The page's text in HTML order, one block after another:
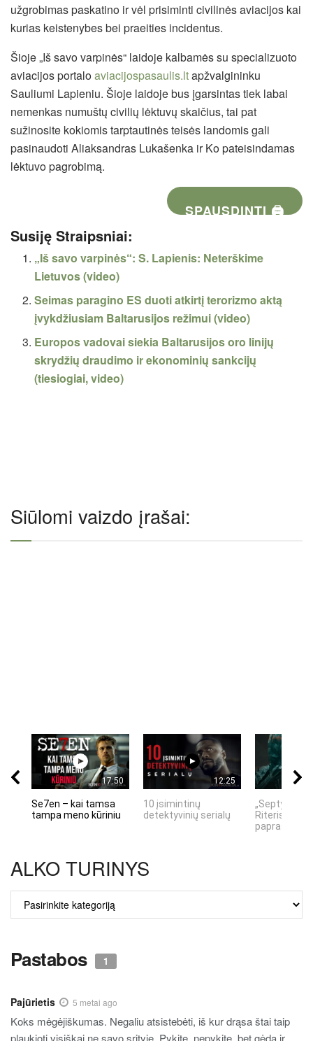
užgrobimas paskatino ir vėl prisiminti civilinės aviacijos kai
kurias keistenybes bei praeities incidentus.
Šioje „Iš savo varpinės“ laidoje kalbamės su specializuoto
aviacijos portaloaviacijospasaulis.ltapžvalgininku
Sauliumi Lapieniu. Šioje laidoje bus įgarsintas tiek labai
nemenkas numuštų civilių lėktuvų skaičius, tai pat
sužinosite kokiomis tarptautinės teisės landomis gali
pasinaudoti Aliaksandras Lukašenka ir Ko pateisindamas
lėktuvo pagrobimą.
SPAUSDINTI 🖨
Susiję Straipsniai:
„Iš savo varpinės“: S. Lapienis: Neterškime
Lietuvos (video)
Seimas paragino ES duoti atkirtį terorizmo aktą
įvykdžiusiam Baltarusijos režimui (video)
Europos vadovai siekia Baltarusijos oro linijų
skrydžių draudimo ir ekonominių sankcijų
(tiesiogiai, video)
Siūlomi vaizdo įrašai:
17:50
Se7en – kai tamsa
tampa meno kūriniu
12:25
10 įsimintinų
detektyvinių serialų
„Septynių
Riteris" – kai
ALKO TURINYS
TURINYS
Pastabos 1
Pajūrietis 5 metai ago
Koks mėgėjiškumas. Negaliu atsistebėti, iš kur drąsa štai taip
plaukioti visiškai ne savo srityje. Pykite, nepykite, bet gėda ir